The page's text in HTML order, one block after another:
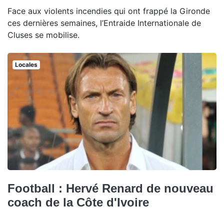
Face aux violents incendies qui ont frappé la Gironde
ces dernières semaines, l’Entraide Internationale de
Cluses se mobilise.
Locales
Football : Hervé Renard de nouveau
coach de la Côte d'Ivoire